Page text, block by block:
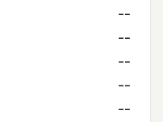
--
--
--
--
--